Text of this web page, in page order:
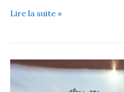
Lire la suite »
Les